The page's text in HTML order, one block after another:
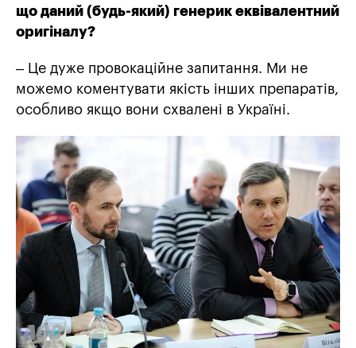
що даний (будь-який) генерик еквівалентний
оригіналу?
– Це дуже провокаційне запитання. Ми не
можемо коментувати якість інших препаратів,
особливо якщо вони схвалені в Україні.